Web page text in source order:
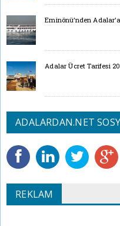
Eminönü’nden
Adalar Ücret Tarifesi
ADALARDAN.NET
REKLAM